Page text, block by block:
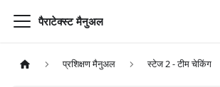
पैराटेक्स्ट मैनुअल
प्रशिक्षण मैनुअल स्टेज 2 - टीम चेकिंग